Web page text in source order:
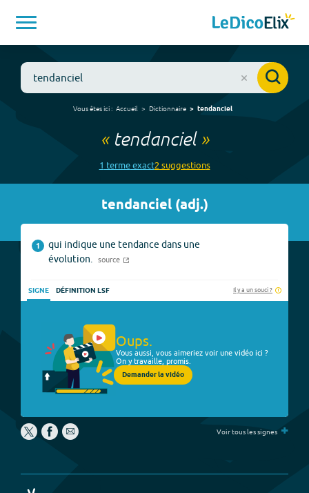
Vous êtes ici : Accueil Dictionnaire tendanciel
« tendanciel»
1 termeexact2 suggestions
tendanciel(adj.)
1
qui indique une tendance dans une
évolution.
source
SIGNE DÉFINITION LSF Il y a un souci ?
Oups.
Vous aussi, vous aimeriez voir une vidéo ici ?
On y travaille, promis.
Demander la vidéo
Voir tous les signes +